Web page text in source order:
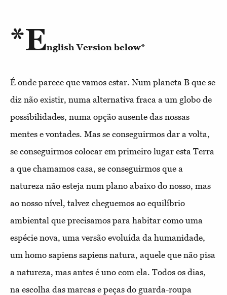
*English Version below*
É onde parece que vamos estar. Num planeta B que se
diz não existir, numa alternativa fraca a um globo de
possibilidades, numa opção ausente das nossas
mentes e vontades. Mas se conseguirmos dar a volta,
se conseguirmos colocar em primeiro lugar esta Terra
a que chamamos casa, se conseguirmos que a
natureza não esteja num plano abaixo do nosso, mas
ao nosso nível, talvez cheguemos ao equilíbrio
ambiental que precisamos para habitar como uma
espécie nova, uma versão evoluída da humanidade,
um homo sapiens sapiens natura, aquele que não pisa
a natureza, mas antes é uno com ela. Todos os dias,
na escolha das marcas e peças do guarda-roupa